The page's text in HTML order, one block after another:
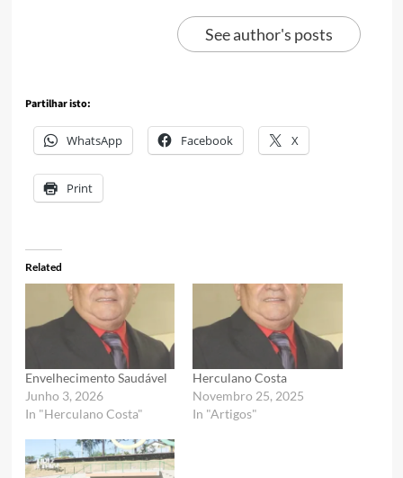
See author's posts
Partilhar isto:
WhatsApp Facebook X
Print
Related
Envelhecimento Saudável
Junho 3, 2026
In "Herculano Costa"
Herculano Costa
Novembro 25, 2025
In "Artigos"